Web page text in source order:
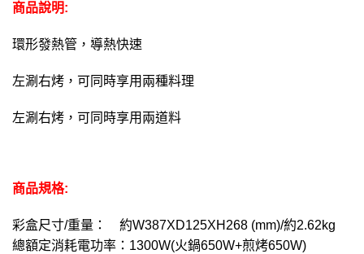
商品說明:
環形發熱管，導熱快速
左涮右烤，可同時享用兩種料理
左涮右烤，可同時享用兩道料
商品規格:
彩盒尺寸/重量： 約W387XD125XH268 (mm)/約2.62kg
總額定消耗電功率：1300W(火鍋650W+煎烤650W)